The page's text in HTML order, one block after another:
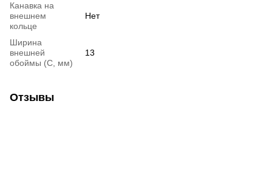
Канавка на
внешнем
кольце
Нет
Ширина
внешней
обоймы (С, мм)
13
Отзывы